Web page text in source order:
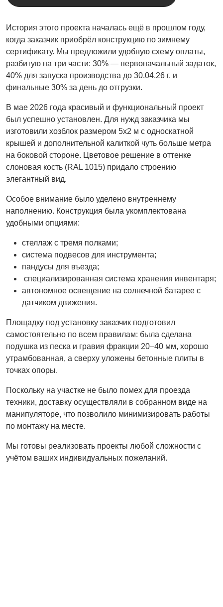
История этого проекта началась ещё в прошлом году,
когда заказчик приобрёл конструкцию по зимнему
сертификату. Мы предложили удобную схему оплаты,
разбитую на три части: 30% — первоначальный задаток,
40% для запуска производства до 30.04.26 г. и
финальные 30% за день до отгрузки.
В мае 2026 года красивый и функциональный проект
был успешно установлен. Для нужд заказчика мы
изготовили хозблок размером 5х2 м с односкатной
крышей и дополнительной калиткой чуть больше метра
на боковой стороне. Цветовое решение в оттенке
слоновая кость (RAL 1015) придало строению
элегантный вид.
Особое внимание было уделено внутреннему
наполнению. Конструкция была укомплектована
удобными опциями:
стеллаж с тремя полками;
система подвесов для инструмента;
пандусы для въезда;
специализированная система хранения инвентаря;
автономное освещение на солнечной батарее с
датчиком движения.
Площадку под установку заказчик подготовил
самостоятельно по всем правилам: была сделана
подушка из песка и гравия фракции 20–40 мм, хорошо
утрамбованная, а сверху уложены бетонные плиты в
точках опоры.
Поскольку на участке не было помех для проезда
техники, доставку осуществляли в собранном виде на
манипуляторе, что позволило минимизировать работы
по монтажу на месте.
Мы готовы реализовать проекты любой сложности с
учётом ваших индивидуальных пожеланий.